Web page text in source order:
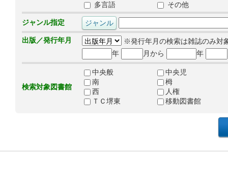
多言語
その他
ジャンル指定
出版／発行年月
※発行年月の検索は雑誌のみ対
年
月から 年
検索対象図書館
中央般
中央児
南
栂
西
人権
ＴＣ堺東
移動図書館